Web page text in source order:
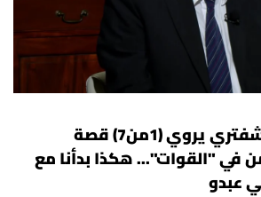
بالفيديو - أسعد شفتري يروي (1من7) قصة
في "القوات"... هكذا بدأنا مع
عبدو